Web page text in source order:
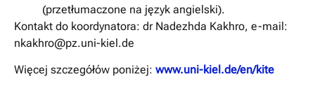
(przetłumaczone na język angielski).
Kontakt do koordynatora: dr Nadezhda Kakhro, e-mail:
nkakhro@pz.uni-kiel.de
Więcej szczegółów poniżej: www.uni-kiel.de/en/kite